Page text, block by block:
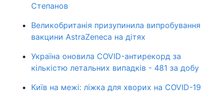
Степанов
Великобританія призупинила випробування
вакцини AstraZeneca на дітях
Україна оновила COVID-антирекорд за
кількістю летальних випадків - 481 за добу
Київ на межі: ліжка для хворих на COVID-19